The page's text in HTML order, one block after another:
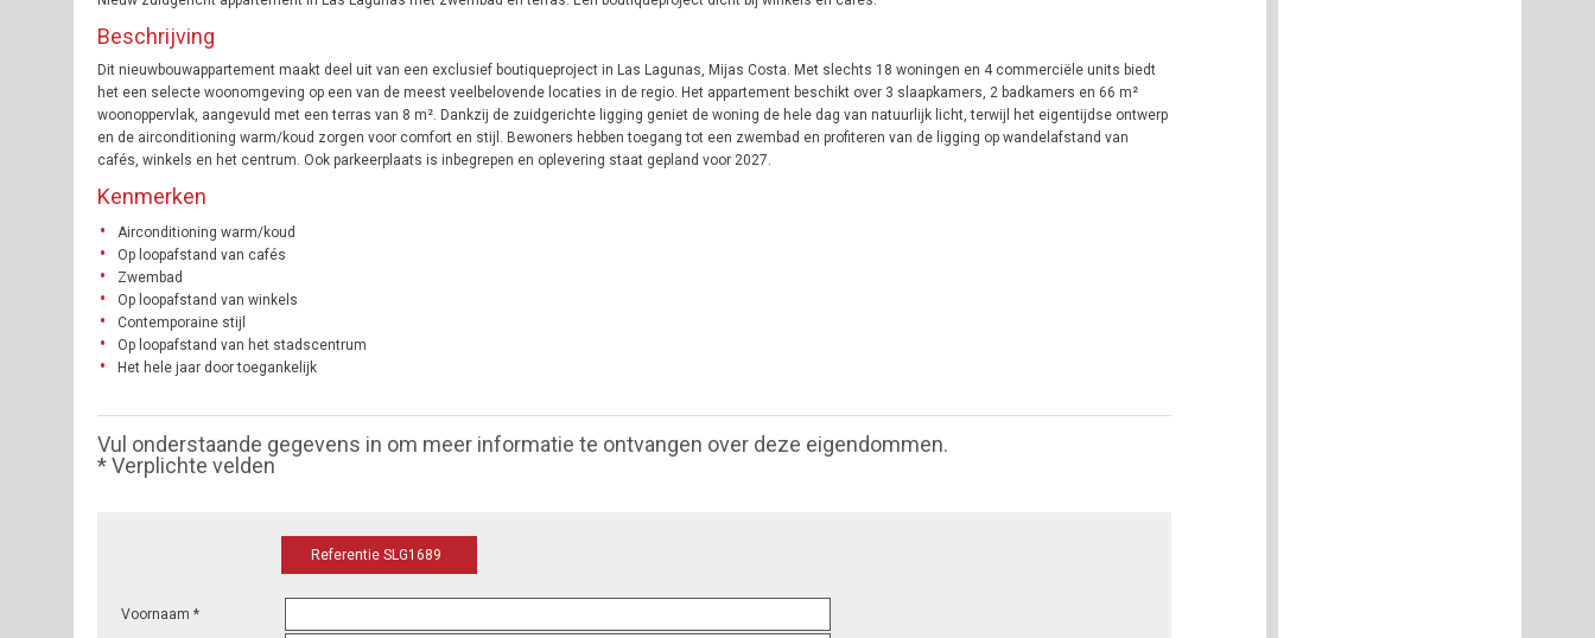
Beschrijving
Dit nieuwbouwappartement maakt deel uit van een exclusief boutiqueproject in Las Lagunas, Mijas Costa. Met slechts 18 woningen en 4 commerciële units biedt
het een selecte woonomgeving op een van de meest veelbelovende locaties in de regio. Het appartement beschikt over 3 slaapkamers, 2 badkamers en 66 m²
woonoppervlak, aangevuld met een terras van 8 m². Dankzij de zuidgerichte ligging geniet de woning de hele dag van natuurlijk licht, terwijl het eigentijdse ontwerp
en de airconditioning warm/koud zorgen voor comfort en stijl. Bewoners hebben toegang tot een zwembad en profiteren van de ligging op wandelafstand van
cafés, winkels en het centrum. Ook parkeerplaats is inbegrepen en oplevering staat gepland voor 2027.
Kenmerken
Airconditioning warm/koud
Op loopafstand van cafés
Zwembad
Op loopafstand van winkels
Contemporaine stijl
Op loopafstand van het stadscentrum
Het hele jaar door toegankelijk
Vul onderstaande gegevens in om meer informatie te ontvangen over deze eigendommen.
* Verplichte velden
Referentie SLG1689
Voornaam *